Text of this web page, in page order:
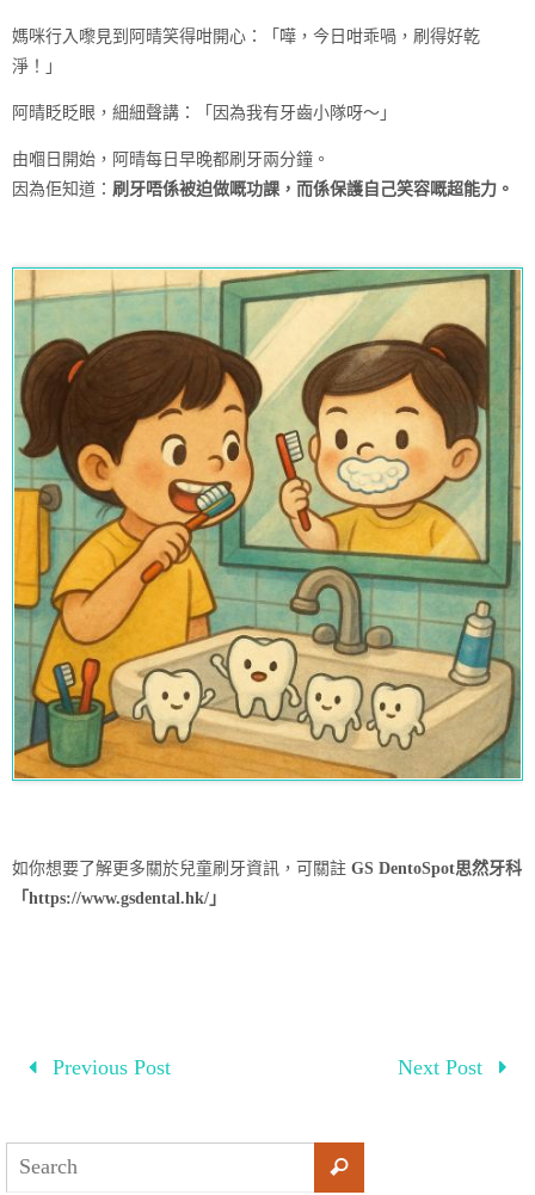
媽咪行入嚟見到阿晴笑得咁開心：「嘩，今日咁乖喎，刷得好乾
淨！」
阿晴眨眨眼，細細聲講：「因為我有牙齒小隊呀～」
由嗰日開始，阿晴每日早晚都刷牙兩分鐘。
因為佢知道： 刷牙唔係被迫做嘅功課，而係保護自己笑容嘅超能力。
如你想要了解更多關於兒童刷牙資訊，可關註 GS DentoSpot思然牙科
「https://www.gsdental.hk/」
Previous Post Next Post